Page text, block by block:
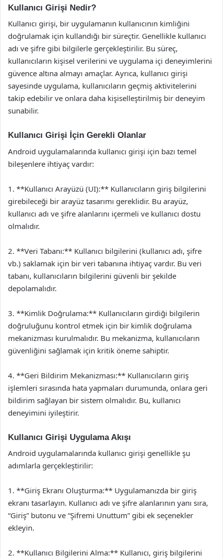
Kullanıcı Girişi Nedir?
Kullanıcı girişi, bir uygulamanın kullanıcının kimliğini
doğrulamak için kullandığı bir süreçtir. Genellikle kullanıcı
adı ve şifre gibi bilgilerle gerçekleştirilir. Bu süreç,
kullanıcıların kişisel verilerini ve uygulama içi deneyimlerini
güvence altına almayı amaçlar. Ayrıca, kullanıcı girişi
sayesinde uygulama, kullanıcıların geçmiş aktivitelerini
takip edebilir ve onlara daha kişiselleştirilmiş bir deneyim
sunabilir.
Kullanıcı Girişi İçin Gerekli Olanlar
Android uygulamalarında kullanıcı girişi için bazı temel
bileşenlere ihtiyaç vardır:
1. **Kullanıcı Arayüzü (UI):** Kullanıcıların giriş bilgilerini
girebileceği bir arayüz tasarımı gereklidir. Bu arayüz,
kullanıcı adı ve şifre alanlarını içermeli ve kullanıcı dostu
olmalıdır.
2. **Veri Tabanı:** Kullanıcı bilgilerini (kullanıcı adı, şifre
vb.) saklamak için bir veri tabanına ihtiyaç vardır. Bu veri
tabanı, kullanıcıların bilgilerini güvenli bir şekilde
depolamalıdır.
3. **Kimlik Doğrulama:** Kullanıcıların girdiği bilgilerin
doğruluğunu kontrol etmek için bir kimlik doğrulama
mekanizması kurulmalıdır. Bu mekanizma, kullanıcıların
güvenliğini sağlamak için kritik öneme sahiptir.
4. **Geri Bildirim Mekanizması:** Kullanıcıların giriş
işlemleri sırasında hata yapmaları durumunda, onlara geri
bildirim sağlayan bir sistem olmalıdır. Bu, kullanıcı
deneyimini iyileştirir.
Kullanıcı Girişi Uygulama Akışı
Android uygulamalarında kullanıcı girişi genellikle şu
adımlarla gerçekleştirilir:
1. **Giriş Ekranı Oluşturma:** Uygulamanızda bir giriş
ekranı tasarlayın. Kullanıcı adı ve şifre alanlarının yanı sıra,
“Giriş” butonu ve “Şifremi Unuttum” gibi ek seçenekler
ekleyin.
2. **Kullanıcı Bilgilerini Alma:** Kullanıcı, giriş bilgilerini